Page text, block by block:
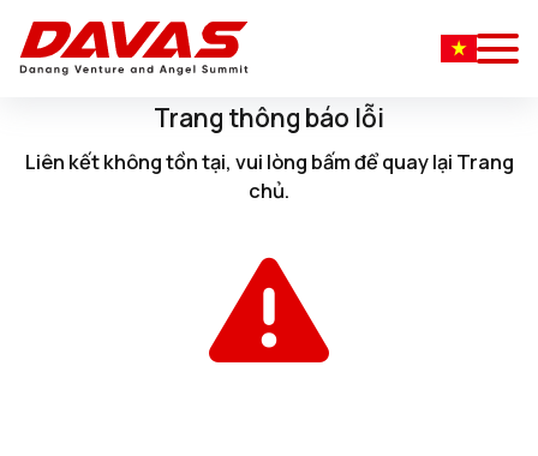
Trang thông báo lỗi
Liên kết không tồn tại, vui lòng bấmđể quay lại Trang
chủ.